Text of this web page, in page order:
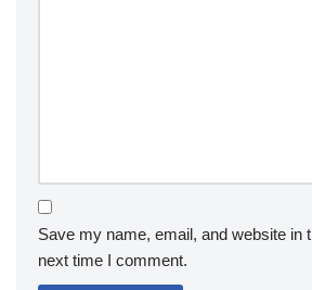
Save my name, email, and website in
next time I comment.